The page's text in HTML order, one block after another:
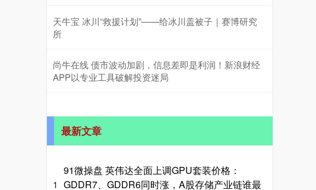
天牛宝 冰川“救援计划”——给冰川盖被子｜赛博研究
所
尚牛在线 债市波动加剧，信息差即是利润！新浪财经
APP以专业工具破解投资迷局
最新文章
1
91微操盘 英伟达全面上调GPU套装价格：
GDDR7、GDDR6同时涨，A股存储产业链谁最